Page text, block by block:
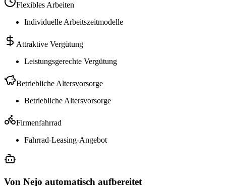
Flexibles Arbeiten
Individuelle Arbeitszeitmodelle
Attraktive Vergütung
Leistungsgerechte Vergütung
Betriebliche Altersvorsorge
Betriebliche Altersvorsorge
Firmenfahrrad
Fahrrad-Leasing-Angebot
Von Nejo automatisch aufbereitet